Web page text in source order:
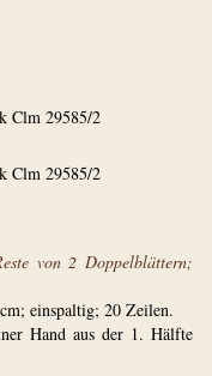
Clm 29585/2
Clm 29585/2
von 2 Doppelblättern;
einspaltig; 20 Zeilen.
Hand aus der 1. Hälfte